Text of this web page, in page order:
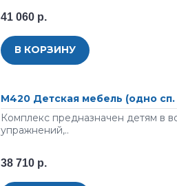
41 060 р.
В КОРЗИНУ
М420 Детская мебель (одно сп.
Комплекс предназначен детям в
упражнений,..
38 710 р.